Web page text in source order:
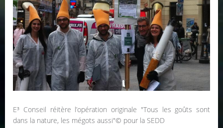
E³ Conseil réitère l’opération originale "Tous les goûts sont
dans la nature, les mégots aussi"© pour la SEDD